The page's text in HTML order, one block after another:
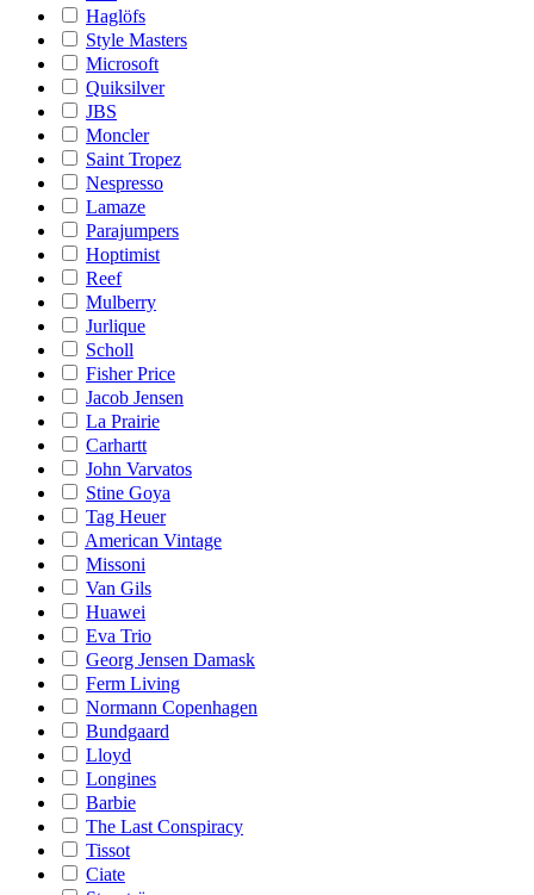
Haglöfs
Style Masters
Microsoft
Quiksilver
JBS
Moncler
Saint Tropez
Nespresso
Lamaze
Parajumpers
Hoptimist
Reef
Mulberry
Jurlique
Scholl
Fisher Price
Jacob Jensen
La Prairie
Carhartt
John Varvatos
Stine Goya
Tag Heuer
American Vintage
Missoni
Van Gils
Huawei
Eva Trio
Georg Jensen Damask
Ferm Living
Normann Copenhagen
Bundgaard
Lloyd
Longines
Barbie
The Last Conspiracy
Tissot
Ciate